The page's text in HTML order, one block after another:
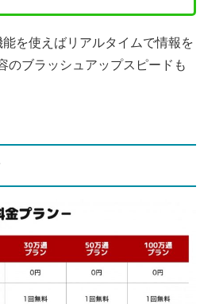
能を使えばリアルタイムで情報を
のブラッシュアップスピードも